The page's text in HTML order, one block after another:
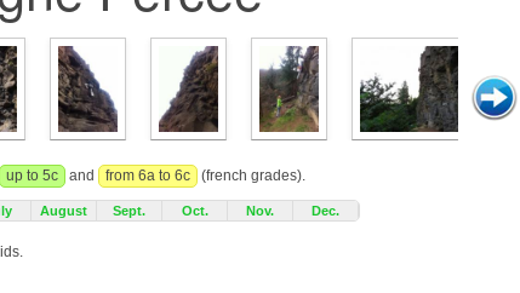
up to 5c and from 6a to 6c (french grades).
August Sept. Oct. Nov. Dec.